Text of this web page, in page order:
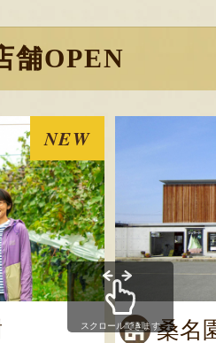
お客様の声 1件
発送時期：通年
発送目安：3～5日
賞味期限：製造日より6
が3ヵ月以上の商
￥5,650 (送料
受付中 のし可
舗OPEN
NEW
桑名
スクロールできます